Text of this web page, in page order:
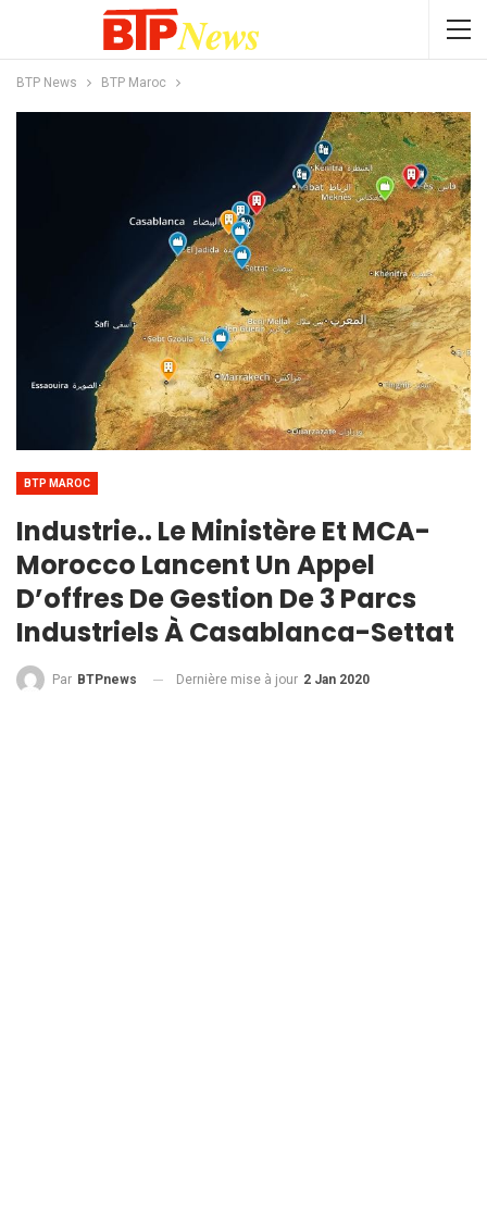
BTP News BTP Maroc
BTP MAROC
Industrie.. Le Ministère Et MCA-
Morocco Lancent Un Appel
D’offres De Gestion De 3 Parcs
Industriels À Casablanca-Settat
Par BTPnews Dernière mise à jour 2 Jan 2020